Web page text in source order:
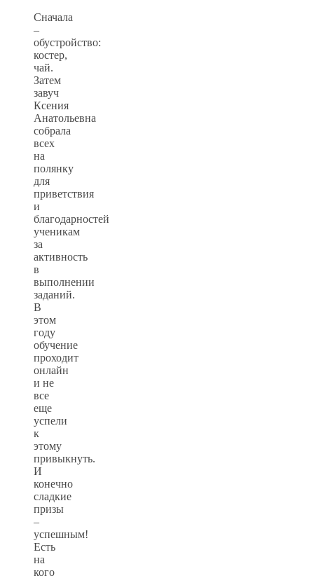
Сначала
–
обустройство:
костер,
чай.
Затем
завуч
Ксения
Анатольевна
собрала
всех
на
полянку
для
приветствия
и
благодарностей
ученикам
за
активность
в
выполнении
заданий.
В
этом
году
обучение
проходит
онлайн
и не
все
еще
успели
к
этому
привыкнуть.
И
конечно
сладкие
призы
–
успешным!
Есть
на
кого